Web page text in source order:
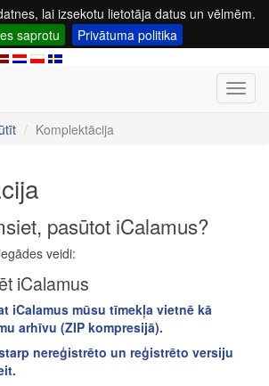
lai izsekotu lietotāja datus un vēlmēm.
saprotu
Privātuma politika
Komplektācija
pasūtot iCalamus?
veidi:
iCalamus
iCalamus mūsu tīmekļa vietnē kā
arhīvu (ZIP kompresijā).
nereģistrēto un reģistrēto versiju